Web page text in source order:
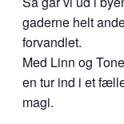
gaderne helt
forvandlet.
Med Linn og
en tur ind i et
magi.